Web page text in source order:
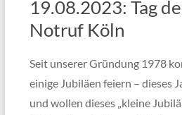
19.08.2023: Tag
Notruf Köln
Seit unserer Gründung 1978
einige Jubiläen feiern – dieses
und wollen dieses „kleine